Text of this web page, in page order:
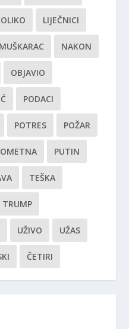
LIJEČNICI
MUŠKARAC NAKON
OBJAVIO
PODACI
POTRES POŽAR
PUTIN
TEŠKA
TRUMP
UŽIVO UŽAS
ČETIRI